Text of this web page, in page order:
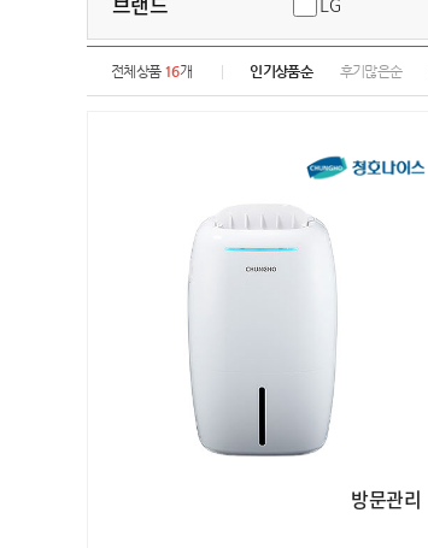
LG
전체상품 16개 인기상품순 후기많은순
방문관리